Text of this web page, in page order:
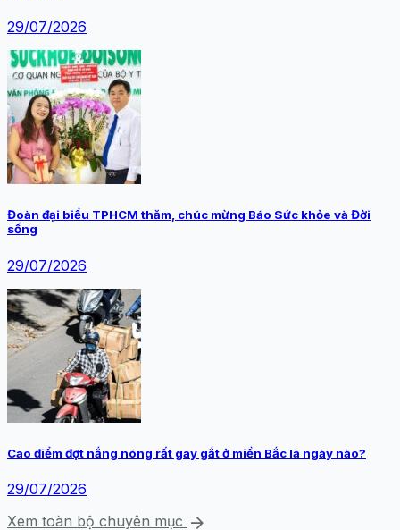
29/07/2026
Đoàn đại biểu TPHCM thăm, chúc mừng Báo Sức khỏe và Đời
sống
29/07/2026
Cao điểm đợt nắng nóng rất gay gắt ở miền Bắc là ngày nào?
29/07/2026
Xem toàn bộ chuyên mục arrow_forward